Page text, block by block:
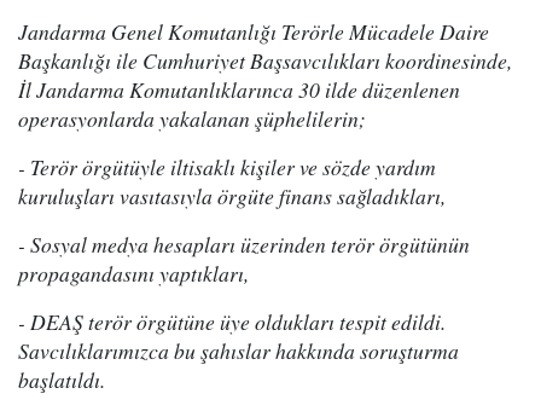
Jandarma Genel Komutanlığı Terörle Mücadele Daire
Başkanlığı ile Cumhuriyet Başsavcılıkları koordinesinde,
İl Jandarma Komutanlıklarınca 30 ilde düzenlenen
operasyonlarda yakalanan şüphelilerin;
- Terör örgütüyle iltisaklı kişiler ve sözde yardım
kuruluşları vasıtasıyla örgüte finans sağladıkları,
- Sosyal medya hesapları üzerinden terör örgütünün
propagandasını yaptıkları,
- DEAŞ terör örgütüne üye oldukları tespit edildi.
Savcılıklarımızca bu şahıslar hakkında soruşturma
başlatıldı.